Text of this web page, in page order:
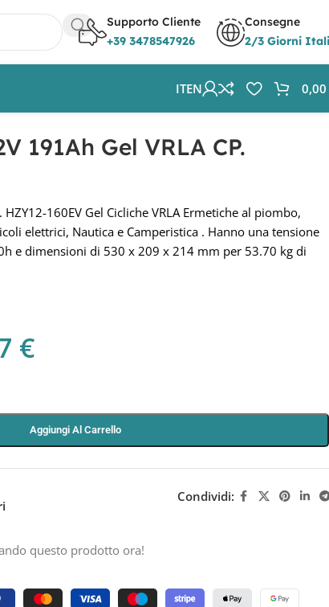
Supporto Cliente
+39 3478547926
Consegne
2/3 Giorni
ITEN
0,00
191Ah Gel VRLA CP.
160EV Gel Cicliche VRLA Ermetiche al piombo,
elettrici, Nautica e Camperistica . Hanno una tensione
e dimensioni di 530 x 209 x 214 mm per 53.70 kg di
€
Aggiungi Al Carrello
Condividi:
questo prodotto ora!